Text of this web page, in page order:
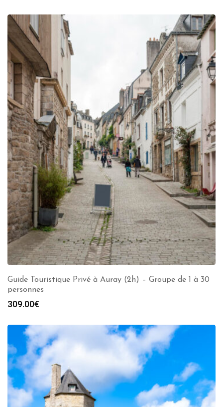
Guide Touristique Privé à Auray (2h) – Groupe de 1 à 30
personnes
309.00€